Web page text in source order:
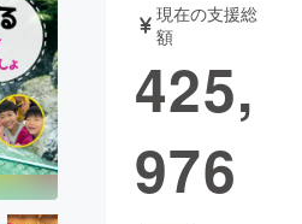
ジェット
書籍・雑誌
チャレンジ
現在の支援総
額
425,
976